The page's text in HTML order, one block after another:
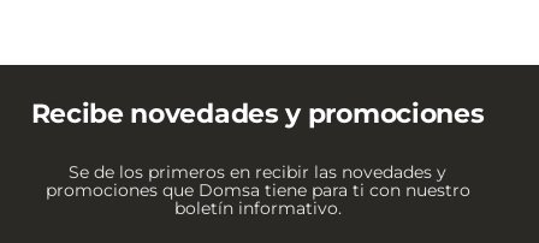
Recibe novedades y promociones
Se de los primeros en recibir las novedades y
promociones que Domsa tiene para ti con nuestro
boletín informativo.